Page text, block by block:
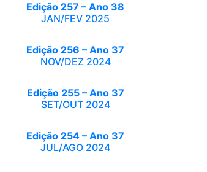
Edição 257 – Ano 38
JAN/FEV 2025
Edição 256 – Ano 37
NOV/DEZ 2024
Edição 255 – Ano 37
SET/OUT 2024
Edição 254 – Ano 37
JUL/AGO 2024